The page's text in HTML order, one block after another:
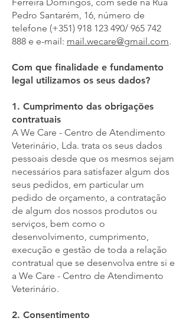
Pedro Santarém, 16, número de
telefone (+351) 918 123 490/ 965 742
888 e e-mail: mail.wecare@gmail.com.
Com que finalidade e fundamento
legal utilizamos os seus dados?
1. Cumprimento das obrigações
contratuais
A We Care - Centro de Atendimento
Veterinário, Lda. trata os seus dados
pessoais desde que os mesmos sejam
necessários para satisfazer algum dos
seus pedidos, em particular um
pedido de orçamento, a contratação
de algum dos nossos produtos ou
serviços, bem como o
desenvolvimento, cumprimento,
execução e gestão de toda a relação
contratual que se desenvolva entre si e
a We Care - Centro de Atendimento
Veterinário.
2. Consentimento